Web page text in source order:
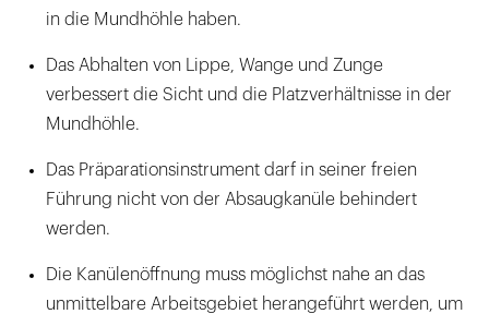
in die Mundhöhle haben.
Das Abhalten von Lippe, Wange und Zunge
verbessert die Sicht und die Platzverhältnisse in der
Mundhöhle.
Das Präparationsinstrument darf in seiner freien
Führung nicht von der Absaugkanüle behindert
werden.
Die Kanülenöffnung muss möglichst nahe an das
unmittelbare Arbeitsgebiet herangeführt werden, um